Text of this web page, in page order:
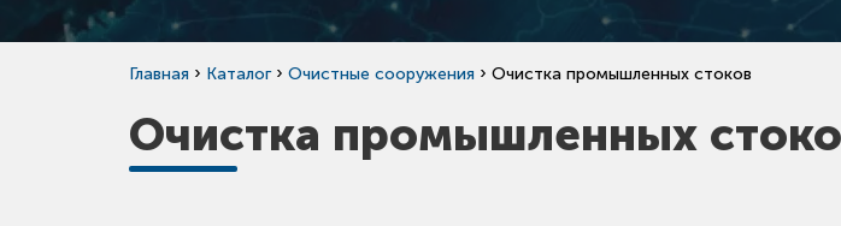
Главная › Каталог › Очистные сооружения › Очистка промышленных стоков
Очистка промышленных